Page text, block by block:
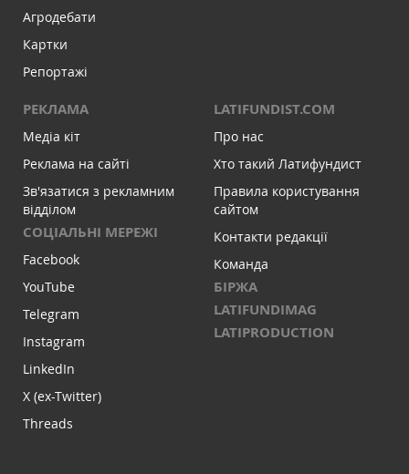
Агродебати
Картки
Репортажі
РЕКЛАМА
Медіа кіт
Реклама на сайті
Зв'язатися з рекламним
відділом
СОЦІАЛЬНІ МЕРЕЖІ
Facebook
YouTube
Telegram
Instagram
LinkedIn
X (ex-Twitter)
Threads
LATIFUNDIST.COM
Про нас
Хто такий Латифундист
Правила користування
сайтом
Контакти редакції
Команда
БІРЖА
LATIFUNDIMAG
LATIPRODUCTION